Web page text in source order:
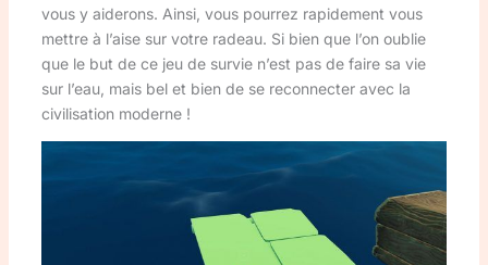
vous y aiderons. Ainsi, vous pourrez rapidement vous
mettre à l’aise sur votre radeau. Si bien que l’on oublie
que le but de ce jeu de survie n’est pas de faire sa vie
sur l’eau, mais bel et bien de se reconnecter avec la
civilisation moderne !